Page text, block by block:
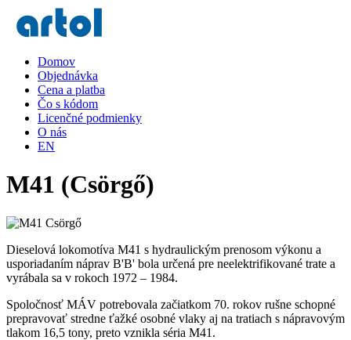
Domov
Objednávka
Cena a platba
Čo s kódom
Licenčné podmienky
O nás
EN
M41 (Csörgő)
Dieselová lokomotíva M41 s hydraulickým prenosom výkonu a
usporiadaním náprav B'B' bola určená pre neelektrifikované trate a
vyrábala sa v rokoch 1972 – 1984.
Spoločnosť MÁV potrebovala začiatkom 70. rokov rušne schopné
prepravovať stredne ťažké osobné vlaky aj na tratiach s nápravovým
tlakom 16,5 tony, preto vznikla séria M41.